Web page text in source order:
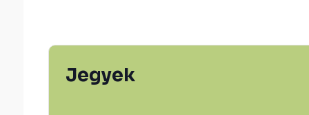
Jegyek